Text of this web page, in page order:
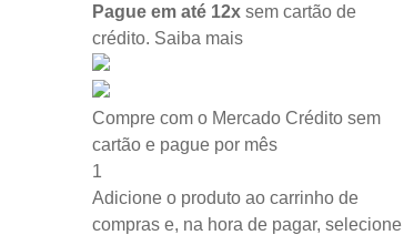
Pague em até 12x sem cartão de
crédito. Saiba mais
Compre com o Mercado Crédito sem
cartão e pague por mês
1
Adicione o produto ao carrinho de
compras e, na hora de pagar, selecione